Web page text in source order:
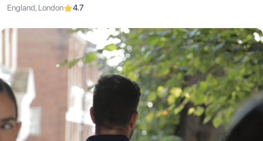
England, London 4.7